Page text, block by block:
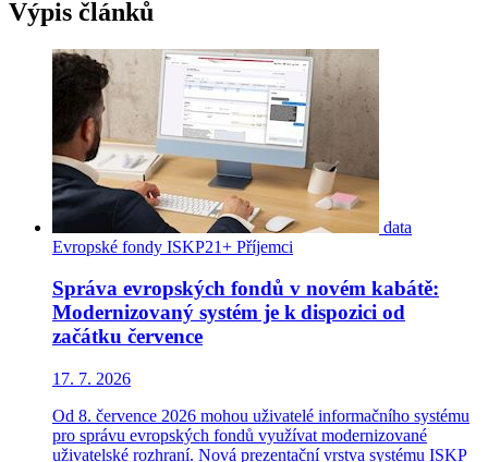
Výpis článků
data
Evropské fondy ISKP21+ Příjemci
Správa evropských fondů v novém kabátě:
Modernizovaný systém je k dispozici od
začátku července
17. 7. 2026
Od 8. července 2026 mohou uživatelé informačního systému
pro správu evropských fondů využívat modernizované
uživatelské rozhraní. Nová prezentační vrstva systému ISKP